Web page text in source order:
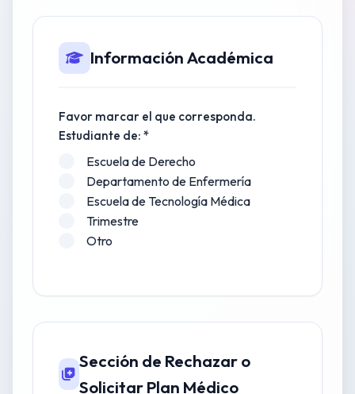
Información Académica
Favor marcar el que corresponda.
Estudiante de: *
Escuela de Derecho
Departamento de Enfermería
Escuela de Tecnología Médica
Trimestre
Otro
Sección de Rechazar o
Solicitar Plan Médico